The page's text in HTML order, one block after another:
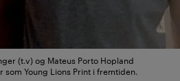
(t.v) og Mateus Porto Hopland
Young Lions Print i fremtiden.